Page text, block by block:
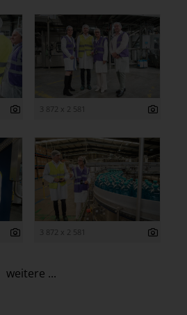
3 872 x 2 581
3 872 x 2 581
weitere ...